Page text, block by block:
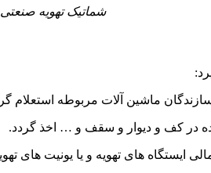
شماتیک تهویه صنعتی